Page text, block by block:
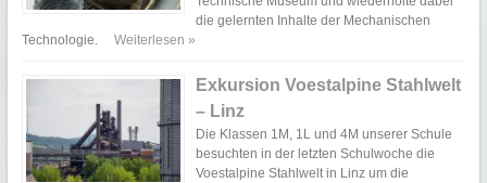
die gelernten Inhalte der Mechanischen
Technologie.
Weiterlesen »
Exkursion Voestalpine Stahlwelt
– Linz
Die Klassen 1M, 1L und 4M unserer Schule
besuchten in der letzten Schulwoche die
Voestalpine Stahlwelt in Linz um die